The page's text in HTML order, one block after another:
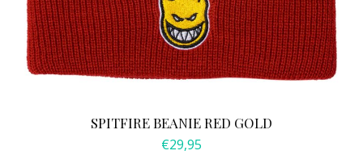
SPITFIRE BEANIE RED GOLD
€29,95